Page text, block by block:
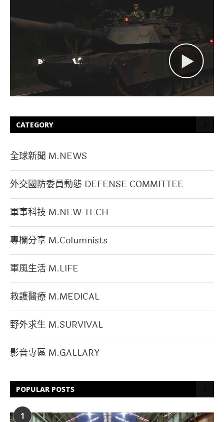
CATEGORY
全球新聞 M.NEWS
外交國防委員動態 DEFENSE COMMITTEE
軍事科技 M.NEW TECH
專欄分享 M.Columnists
軍風生活 M.LIFE
救護醫療 M.MEDICAL
野外求生 M.SURVIVAL
影音專區 M.GALLARY
POPULAR POSTS
1